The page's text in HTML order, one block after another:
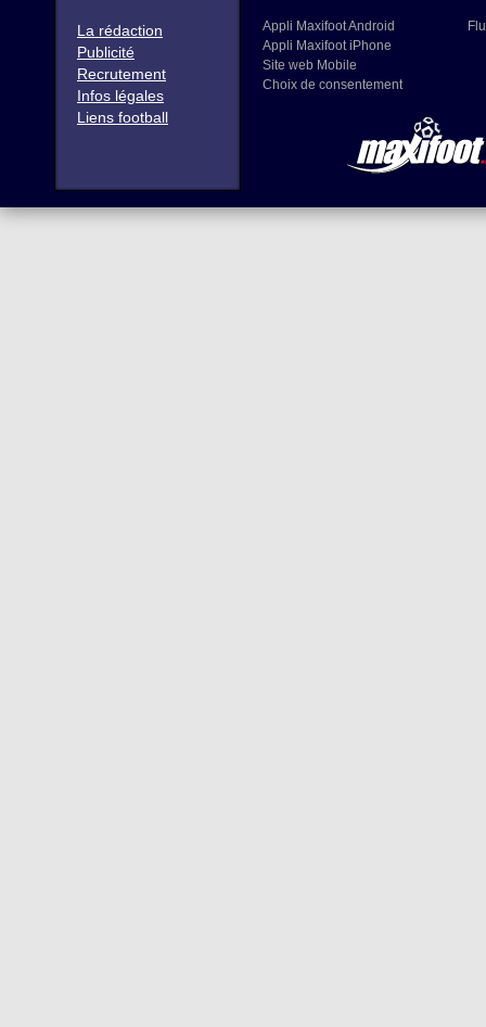
La rédaction
Publicité
Recrutement
Infos légales
Liens football
Appli Maxifoot Android
Appli Maxifoot iPhone
Site web Mobile
Choix de consentement